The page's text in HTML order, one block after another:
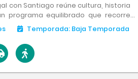
con Santiago reúne cultura, historia
programa equilibrado que recorre
santuarios, viñedos y el
mostrando lo más destacado del
Temporada: Baja Temporada